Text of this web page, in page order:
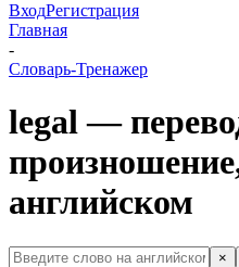
ВходРегистрация
Главная
-
Словарь-Тренажер
legal —
английском
×